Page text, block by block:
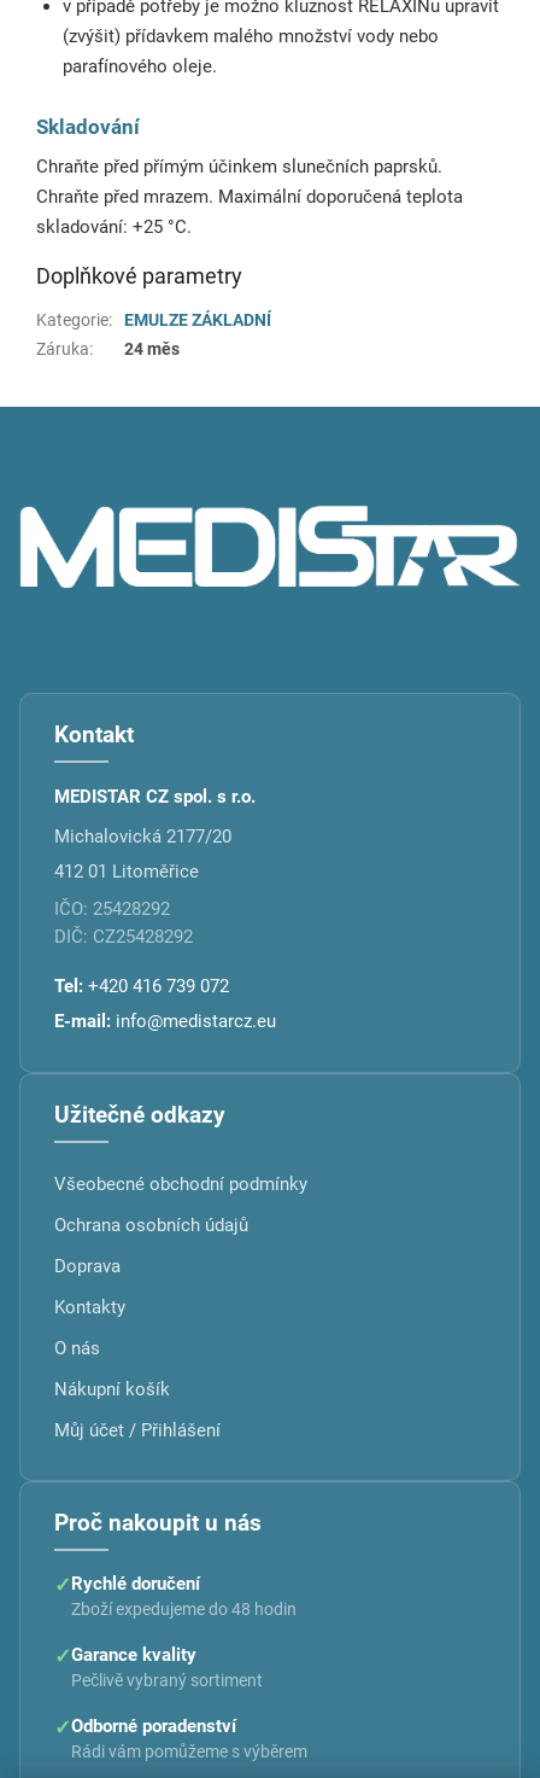
v případě potřeby je možno kluznost RELAXINu upravit
(zvýšit) přídavkem malého množství vody nebo
parafínového oleje.
Skladování
Chraňte před přímým účinkem slunečních paprsků.
Chraňte před mrazem. Maximální doporučená teplota
skladování: +25 °C.
Doplňkové parametry
Kategorie:
EMULZE ZÁKLADNÍ
Záruka: 24 měs
Kontakt
MEDISTAR CZ spol. s r.o.
Michalovická 2177/20
412 01 Litoměřice
IČO: 25428292
DIČ: CZ25428292
Tel: +420 416 739 072
E-mail: info@medistarcz.eu
Užitečné odkazy
Všeobecné obchodní podmínky
Ochrana osobních údajů
Doprava
Kontakty
O nás
Nákupní košík
Můj účet / Přihlášení
Proč nakoupit u nás
✓Rychlé doručení
Zboží expedujeme do 48 hodin
✓Garance kvality
Pečlivě vybraný sortiment
✓Odborné poradenství
Rádi vám pomůžeme s výběrem